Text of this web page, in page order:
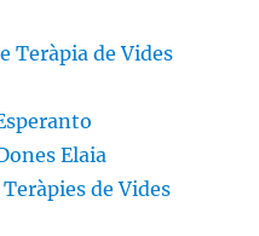
Teràpia de Vides
Elaia
de Vides